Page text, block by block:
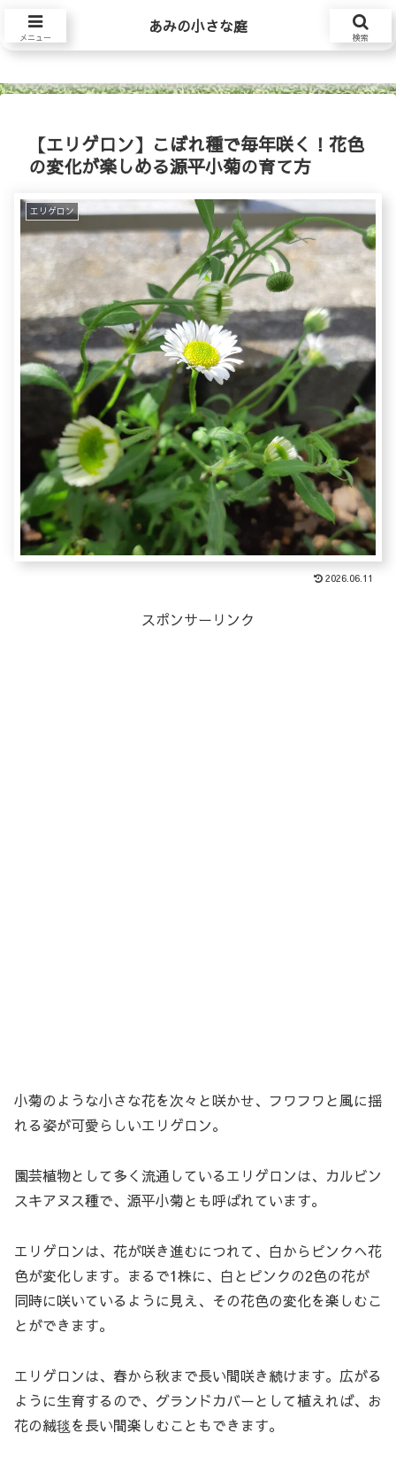
あみの小さな庭
【エリゲロン】こぼれ種で毎年咲く！花色
の変化が楽しめる源平小菊の育て方
エリゲロン
2026.06.11
スポンサーリンク
小菊のような小さな花を次々と咲かせ、フワフワと風に揺
れる姿が可愛らしいエリゲロン。
園芸植物として多く流通しているエリゲロンは、カルビン
スキアヌス種で、源平小菊とも呼ばれています。
エリゲロンは、花が咲き進むにつれて、白からピンクへ花
色が変化します。まるで1株に、白とピンクの2色の花が
同時に咲いているように見え、その花色の変化を楽しむこ
とができます。
エリゲロンは、春から秋まで長い間咲き続けます。広がる
ように生育するので、グランドカバーとして植えれば、お
花の絨毯を長い間楽しむこともできます。
メニュー
あみの小さな庭
検索